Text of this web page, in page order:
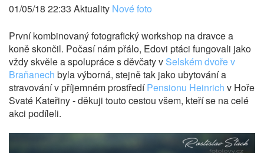
01/05/18 22:33 Aktuality Nové foto
První kombinovaný fotografický workshop na dravce a
koně skončil. Počasí nám přálo, Edovi ptáci fungovali jako
vždy skvěle a spolupráce s děvčaty v Selském dvoře v
Braňanech byla výborná, stejně tak jako ubytování a
stravování v příjemném prostředíPensionu Heinrich v Hoře
Svaté Kateřiny - děkuji touto cestou všem, kteří se na celé
akci podíleli.